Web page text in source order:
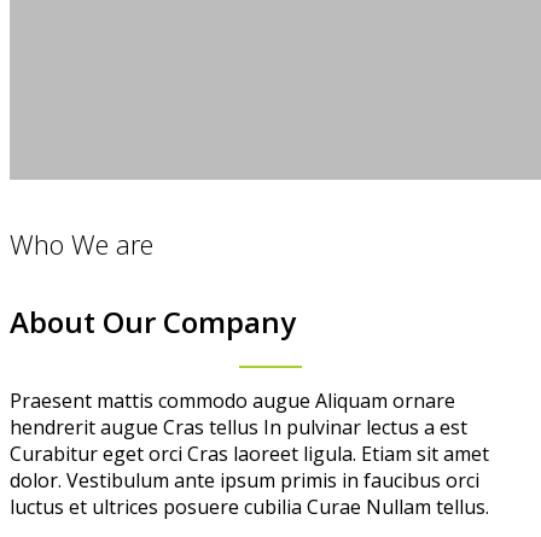
Who We are
About Our Company
Praesent mattis commodo augue Aliquam ornare
hendrerit augue Cras tellus In pulvinar lectus a est
Curabitur eget orci Cras laoreet ligula. Etiam sit amet
dolor. Vestibulum ante ipsum primis in faucibus orci
luctus et ultrices posuere cubilia Curae Nullam tellus.